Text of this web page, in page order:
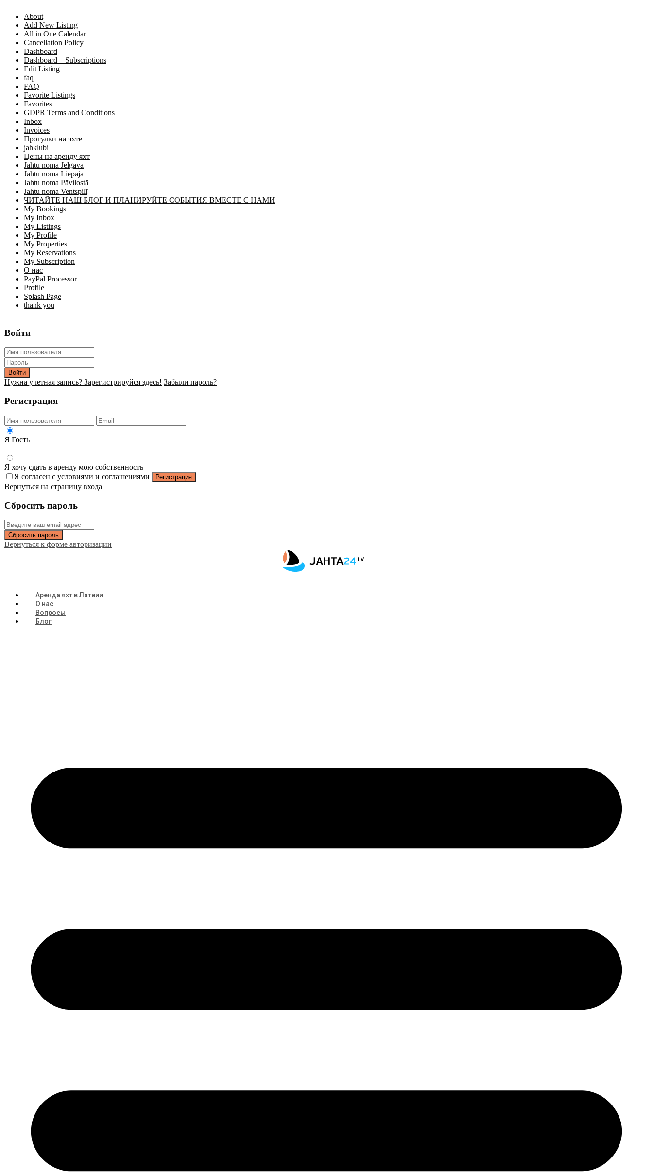
About
Add New Listing
All in One Calendar
Cancellation Policy
Dashboard
Dashboard – Subscriptions
Edit Listing
faq
FAQ
Favorite Listings
Favorites
GDPR Terms and Conditions
Inbox
Invoices
Прогулки на яхте
jahklubi
Цены на аренду яхт
Jahtu noma Jelgavā
Jahtu noma Liepājā
Jahtu noma Pāvilostā
Jahtu noma Ventspilī
ЧИТАЙТЕ НАШ БЛОГ И ПЛАНИРУЙТЕ СОБЫТИЯ ВМЕСТЕ С НАМИ
My Bookings
My Inbox
My Listings
My Profile
My Properties
My Reservations
My Subscription
О нас
PayPal Processor
Profile
Splash Page
thank you
Войти
Войти
Нужна учетная запись? Зарегистрируйся здесь! Забыли пароль?
Регистрация
Я Гость
Я хочу сдать в аренду мою собственность
Я согласен с условиями и соглашениями Регистрация
Вернуться на страницу входа
Сбросить пароль
Сбросить пароль
Вернуться к форме авторизации
Аренда яхт в Латвии
О нас
Вопросы
Блог